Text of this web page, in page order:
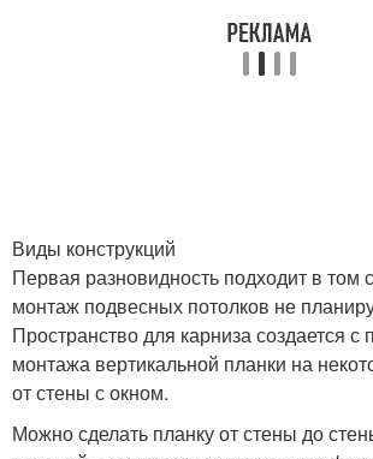
Виды конструкций
Первая разновидность подходит в том
монтаж подвесных потолков не
Пространство для карниза создается
монтажа вертикальной планки на
от стены с окном.
Можно сделать планку от стены до